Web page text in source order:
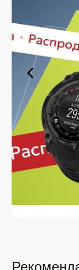
выберите
оформите
сможете в
На нашей
выбор
рынка, так и
продукт в
качества. Вы
Железногорске
ценой.
Мы постоянно
наличие,
касающейся
получают
время.